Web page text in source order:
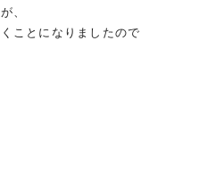
、
ことになりましたので